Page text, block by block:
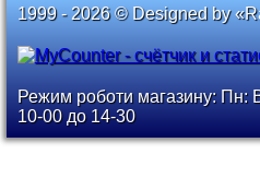
1999 - 2026 © Designed by
Режим роботи магазину: Пн:
10-00 до 14-30